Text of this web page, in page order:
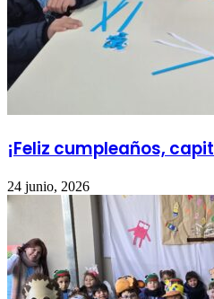
¡Feliz cumpleaños,
24 junio, 2026